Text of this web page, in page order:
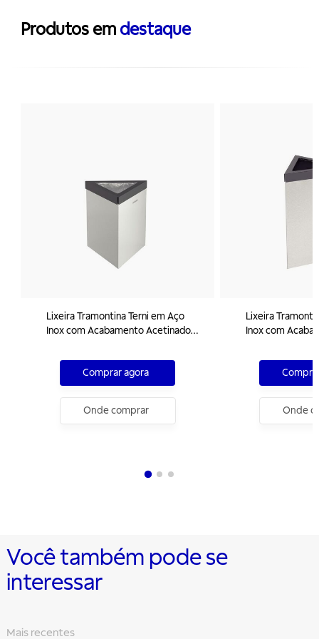
Produtos em destaque
Lixeira Tramontina Terni em Aço
Inox com Acabamento Acetinado
Comprar agora
Onde comprar
Lixeira
Inox com
Onde
Você também pode se
interessar
Mais recentes